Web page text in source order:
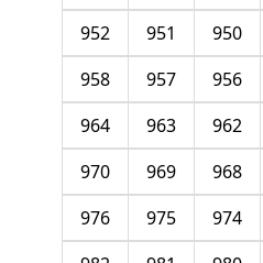
950
951
952
956
957
958
962
963
964
968
969
970
974
975
976